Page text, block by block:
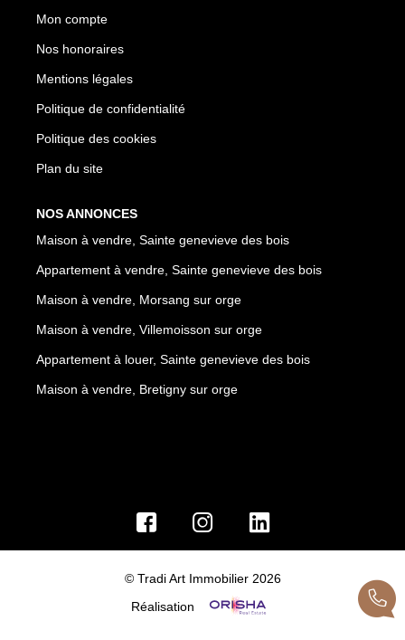
Mon compte
Nos honoraires
Mentions légales
Politique de confidentialité
Politique des cookies
Plan du site
NOS ANNONCES
Maison à vendre, Sainte genevieve des bois
Appartement à vendre, Sainte genevieve des bois
Maison à vendre, Morsang sur orge
Maison à vendre, Villemoisson sur orge
Appartement à louer, Sainte genevieve des bois
Maison à vendre, Bretigny sur orge
© Tradi Art Immobilier 2026
Réalisation